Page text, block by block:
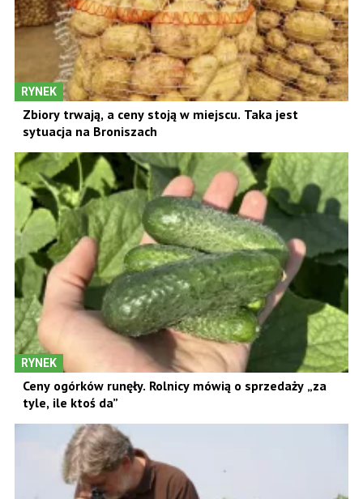
RYNEK
Zbiory trwają, a ceny stoją w miejscu. Taka jest
sytuacja na Broniszach
RYNEK
Ceny ogórków runęły. Rolnicy mówią o sprzedaży „za
tyle, ile ktoś da”